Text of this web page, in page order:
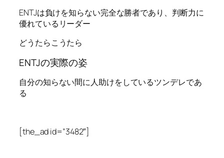
ENTJは負けを知らない完全な勝者であり、判断力に
優れているリーダー
どうたらこうたら
ENTJの実際の姿
自分の知らない間に人助けをしているツンデレであ
る
[the_ad id=”3482″]